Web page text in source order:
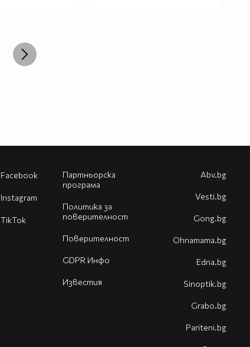
Партньорска
програма
Политика за
поверителност
Поверителност
GDPR Инфо
Известия
Facebook
Instagram
TikTok
Abv.bg
Vesti.bg
Gong.bg
Оhnamama.bg
Edna.bg
Sinoptik.bg
Grabo.bg
Pariteni.bg